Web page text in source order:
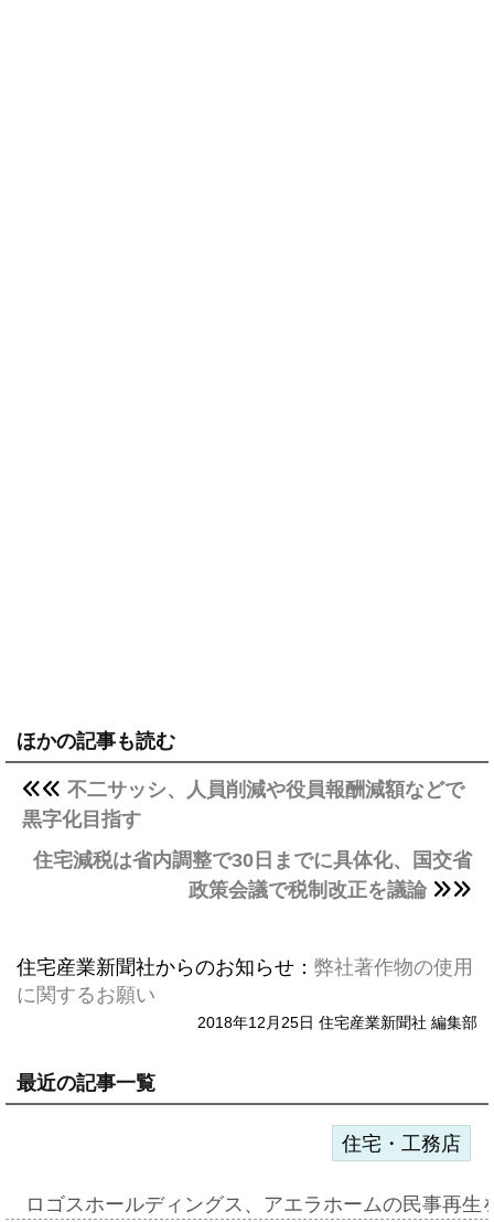
ほかの記事も読む
不二サッシ、人員削減や役員報酬減額などで
黒字化目指す
住宅減税は省内調整で30日までに具体化、国交省
政策会議で税制改正を議論
住宅産業新聞社からのお知らせ： 弊社著作物の使用
に関するお願い
2018年12月25日 住宅産業新聞社 編集部
最近の記事一覧
住宅・工務店
ロゴスホールディングス、アエラホームの民事再